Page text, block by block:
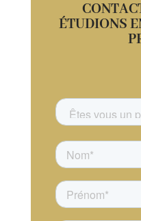
ÉTUDIONS